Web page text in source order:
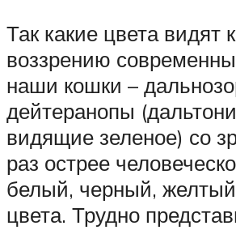
Так какие цвета видят
воззрению
наши кошки –
дейтеранопы
видящие зеленое) со
раз острее
белый, черный,
цвета. Трудно